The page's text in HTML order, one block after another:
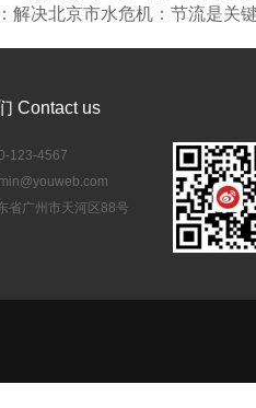
解决北京市水危机：节流是关
Contact us
123-4567
省广州市天河区88号